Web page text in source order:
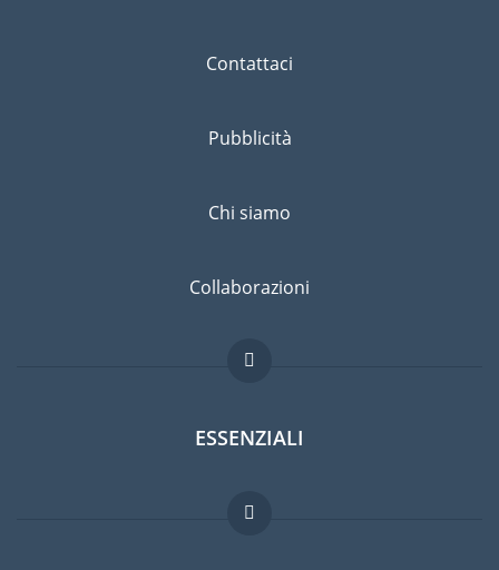
Contattaci
Pubblicità
Chi siamo
Collaborazioni
ESSENZIALI
Forum per expat